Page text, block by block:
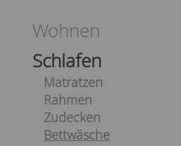
Wohnen
Schlafen
Matratzen
Rahmen
Zudecken
Bettwäsche